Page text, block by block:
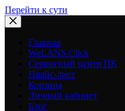
Перейти к сути
Главная
WeLANS Click
Сервисный центр ПК
Прайс-лист
Корзина
Личный кабинет
Блог